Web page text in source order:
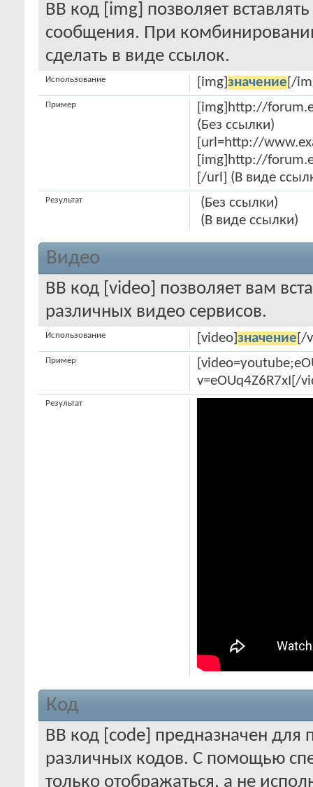
BB код [img] позволяет
сообщения. При
сделать в виде ссылок.
[img] значение [/
Использование
[img]http://
(Без ссылки)
[url=http://
[img]http://
[/url] (В виде
Пример
(Без ссылки)
(В виде ссылки)
Результат
Видео
BB код [video] позволяет вам
различных видео сервисов.
[video] значение [/
Использование
v=eOUq4Z6R7xI[/
Пример
Результат
Код
BB код [code] предназначен
различных кодов. С помощью
только отображаться, а не